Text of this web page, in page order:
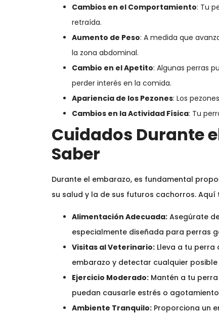
Cambios en el Comportamiento: Tu
retraída.
Aumento de Peso: A medida que
la zona abdominal.
Cambio en el Apetito: Algunas perras
perder interés en la comida.
Apariencia de los Pezones: Los
Cambios en la Actividad Física: Tu
Cuidados Durante
Saber
Durante el embarazo, es fundamental
su salud y la de sus futuros cachorros.
Alimentación Adecuada: Asegúrate
especialmente diseñada para perras
Visitas al Veterinario: Lleva a tu
embarazo y detectar cualquier
Ejercicio Moderado: Mantén a tu
puedan causarle estrés o
Ambiente Tranquilo: Proporciona un